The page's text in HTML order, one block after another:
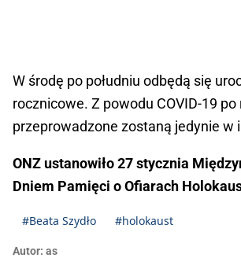
W środę po południu odbędą się
rocznicowe. Z powodu COVID-19
przeprowadzone zostaną jedynie w
ONZ ustanowiło 27 stycznia
Dniem Pamięci o Ofiarach
#Beata Szydło #holokaust
Autor: as